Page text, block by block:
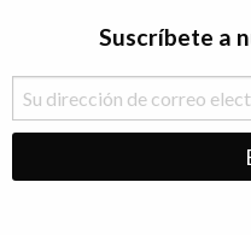
Suscríbete a